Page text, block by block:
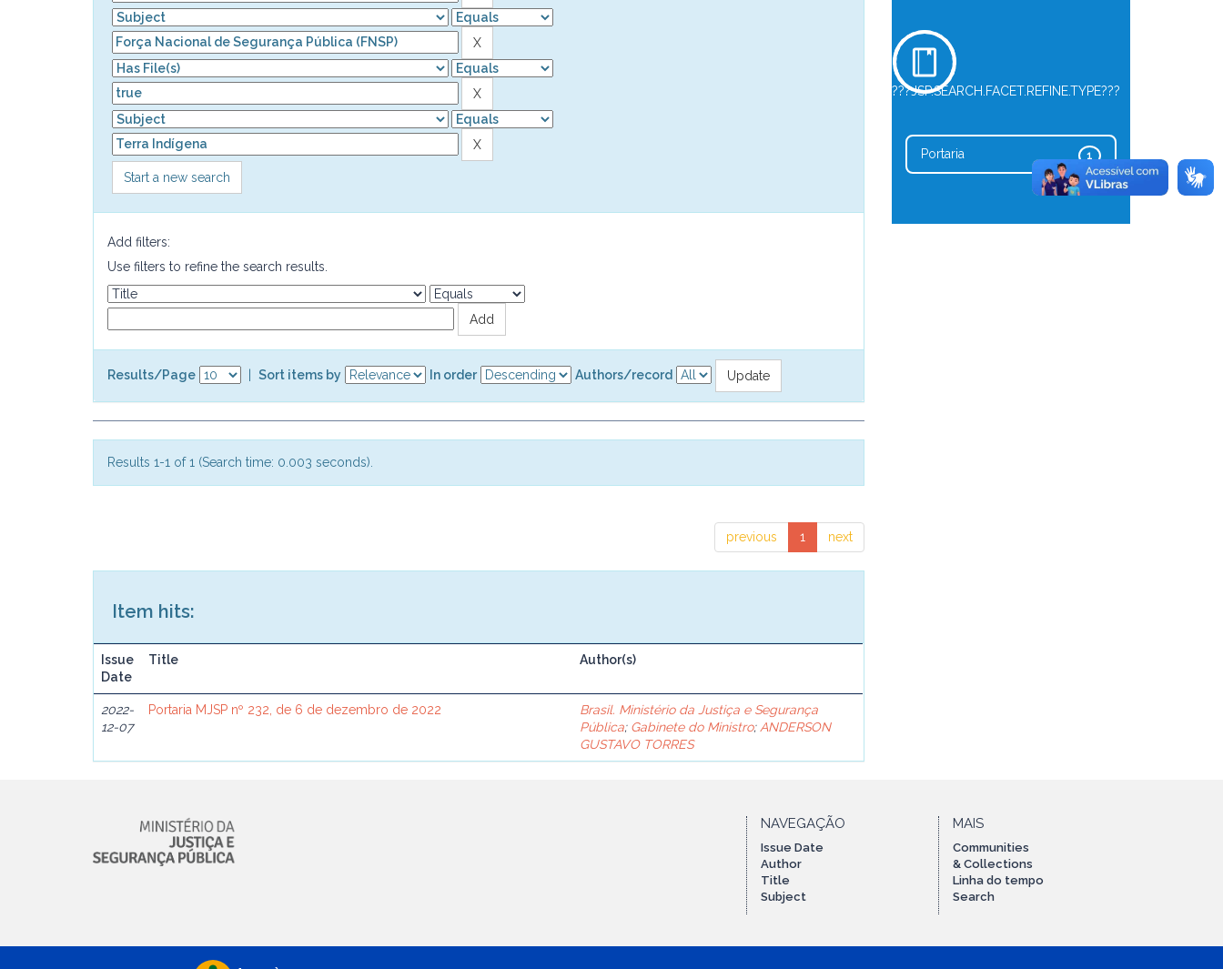
Start a new search
Add filters:
Use filters to refine the search results.
Results/Page Sort items by In order Authors/record
Results 1-1 of 1 (Search time: 0.003 seconds).
previous 1 next
Item hits:
Issue
Date
Title Author(s)
2022-
12-07
Portaria MJSP nº 232, de 6 de dezembro de 2022
Brasil. Ministério da Justiça e Segurança
Pública; Gabinete do Ministro; ANDERSON
GUSTAVO TORRES
???JSP.SEARCH.FACET.REFINE.TYPE???
1
Portaria
NAVEGAÇÃO
Issue Date
Author
Title
Subject
MAIS
Communities
& Collections
Linha do tempo
Search